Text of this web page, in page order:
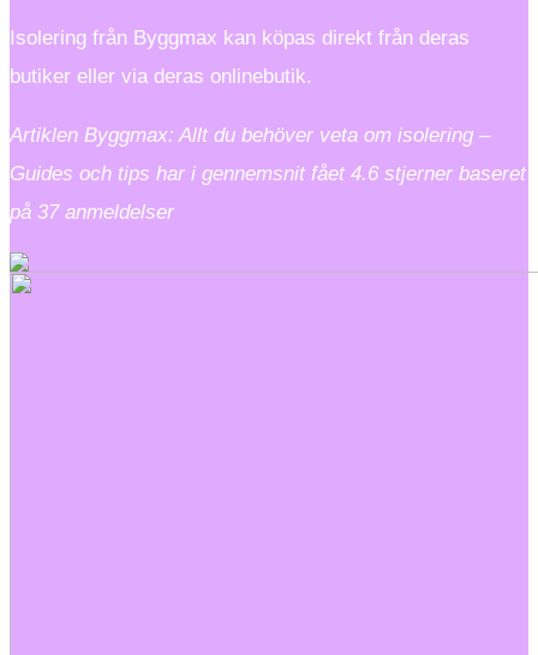
Isolering från Byggmax kan köpas direkt från deras
butiker eller via deras onlinebutik.
Artiklen Byggmax: Allt du behöver veta om isolering –
Guides och tips har i gennemsnit fået 4.6 stjerner baseret
på 37anmeldelser